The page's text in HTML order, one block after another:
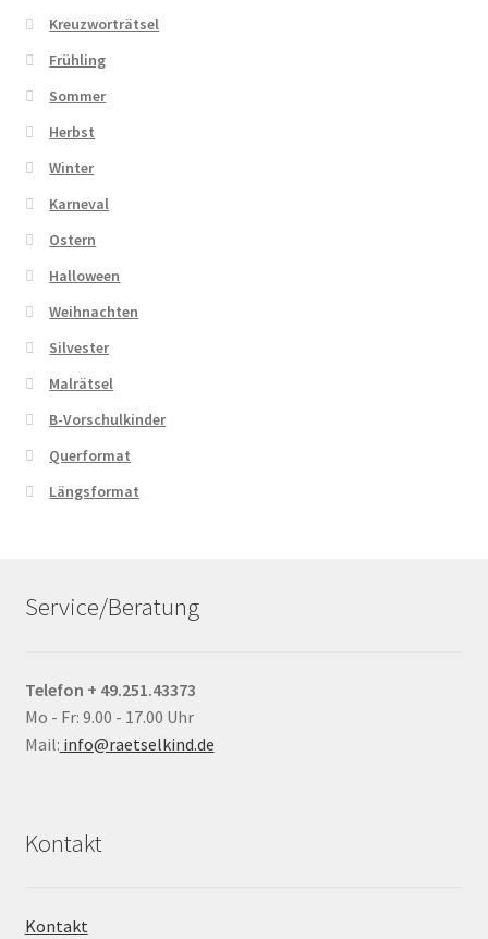
Kreuzworträtsel
Frühling
Sommer
Herbst
Winter
Karneval
Ostern
Halloween
Weihnachten
Silvester
Malrätsel
B-Vorschulkinder
Querformat
Längsformat
Service/Beratung
Telefon + 49.251.43373
Mo - Fr: 9.00 - 17.00 Uhr
Mail: info@raetselkind.de
Kontakt
Kontakt